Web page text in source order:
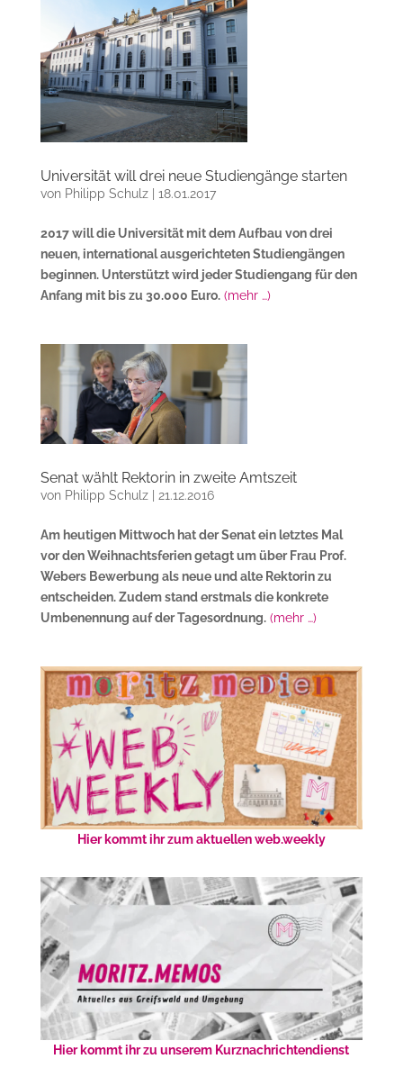
Universität will drei neue Studiengänge starten
von Philipp Schulz| 18.01.2017
2017 will die Universität mit dem Aufbau von drei
neuen, international ausgerichteten Studiengängen
beginnen. Unterstützt wird jeder Studiengang für den
Anfang mit bis zu 30.000 Euro. (mehr …)
Senat wählt Rektorin in zweite Amtszeit
von Philipp Schulz| 21.12.2016
Am heutigen Mittwoch hat der Senat ein letztes Mal
vor den Weihnachtsferien getagt um über Frau Prof.
Webers Bewerbung als neue und alte Rektorin zu
entscheiden. Zudem stand erstmals die konkrete
Umbenennung auf der Tagesordnung. (mehr …)
Hier kommt ihr zum aktuellen web.weekly
Hier kommt ihr zu unserem Kurznachrichtendienst